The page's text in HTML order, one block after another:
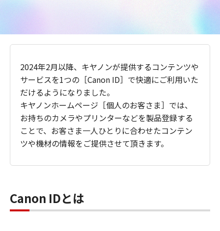
2024年2月以降、キヤノンが提供するコンテンツや
サービスを1つの［Canon ID］で快適にご利用いた
だけるようになりました。
キヤノンホームページ［個人のお客さま］では、
お持ちのカメラやプリンターなどを製品登録する
ことで、お客さま一人ひとりに合わせたコンテン
ツや機材の情報をご提供させて頂きます。
Canon IDとは